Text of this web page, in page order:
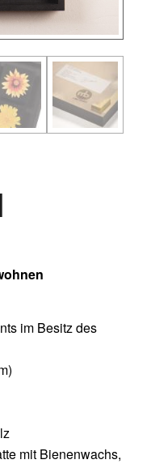
im Besitz des
mit Bienenwachs,